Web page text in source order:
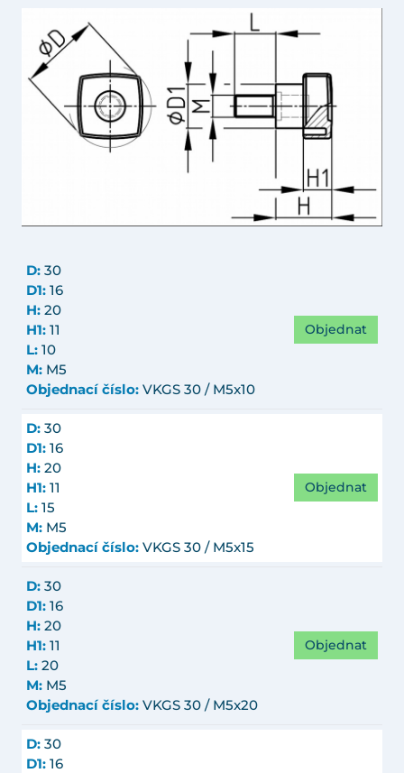
D: 30
D1: 16
H: 20
H1: 11
L: 10
M: M5
Objednací číslo: VKGS 30 / M5x10
Objednat
D: 30
D1: 16
H: 20
H1: 11
L: 15
M: M5
Objednací číslo: VKGS 30 / M5x15
Objednat
D: 30
D1: 16
H: 20
H1: 11
L: 20
M: M5
Objednací číslo: VKGS 30 / M5x20
Objednat
D: 30
D1: 16